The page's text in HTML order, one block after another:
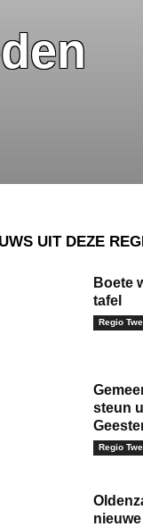
UIT DEZE
Boete
tafel
Regio
steun
Regio